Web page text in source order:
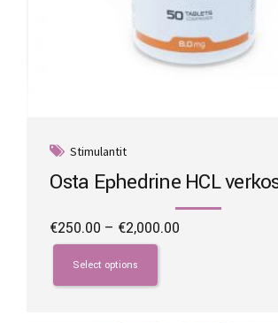
Stimulantit
Osta Ephedrine HCL
€250.00 – €2,000.00
Select options
This
product
has